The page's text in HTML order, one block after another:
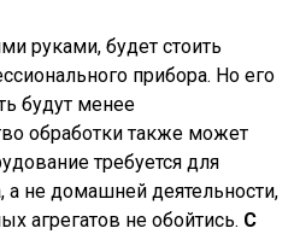
руками, будет стоить
прибора. Но его
будут менее
обработки также может
требуется для
а не домашней деятельности,
агрегатов не обойтись. С